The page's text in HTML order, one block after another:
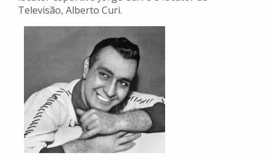
Televisão, Alberto Curi.